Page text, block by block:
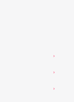
›
›
›